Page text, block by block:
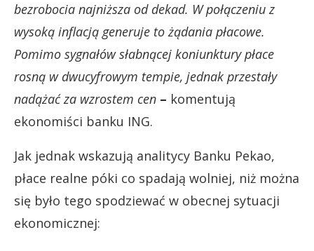
bezrobocia najniższa od dekad. W połączeniu z
wysoką inflacją generuje to żądania płacowe.
Pomimo sygnałów słabnącej koniunktury płace
rosną w dwucyfrowym tempie, jednak przestały
nadążać za wzrostem cen – komentują
ekonomiści banku ING.
Jak jednak wskazują analitycy Banku Pekao,
płace realne póki co spadają wolniej, niż można
się było tego spodziewać w obecnej sytuacji
ekonomicznej: